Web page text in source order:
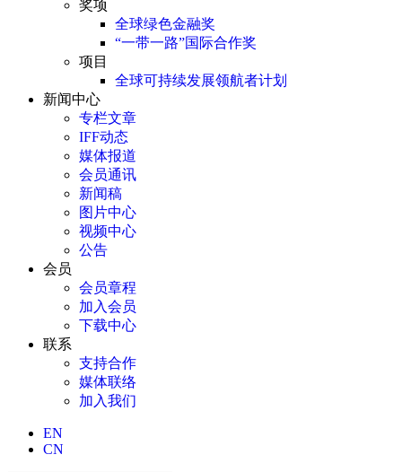
奖项
全球绿色金融奖
“一带一路”国际合作奖
项目
全球可持续发展领航者计划
新闻中心
专栏文章
IFF动态
媒体报道
会员通讯
新闻稿
图片中心
视频中心
公告
会员
会员章程
加入会员
下载中心
联系
支持合作
媒体联络
加入我们
EN
CN